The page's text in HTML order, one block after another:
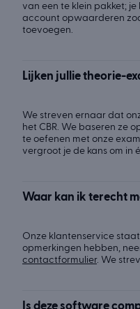
van een te klein pakket;
account opwaarderen
toevoegen.
Lijken jullie theorie-
We streven ernaar dat
het CBR. We baseren ze
te oefenen met onze
vergroot je de kans om in
Waar kan ik terecht
Onze klantenservice
opmerkingen hebben,
contactformulier. We
Is deze software